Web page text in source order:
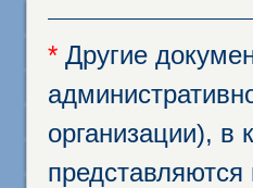
* Другие
организации), в